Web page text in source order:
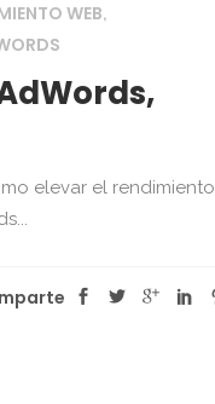
WEB,
elevar el rendimiento